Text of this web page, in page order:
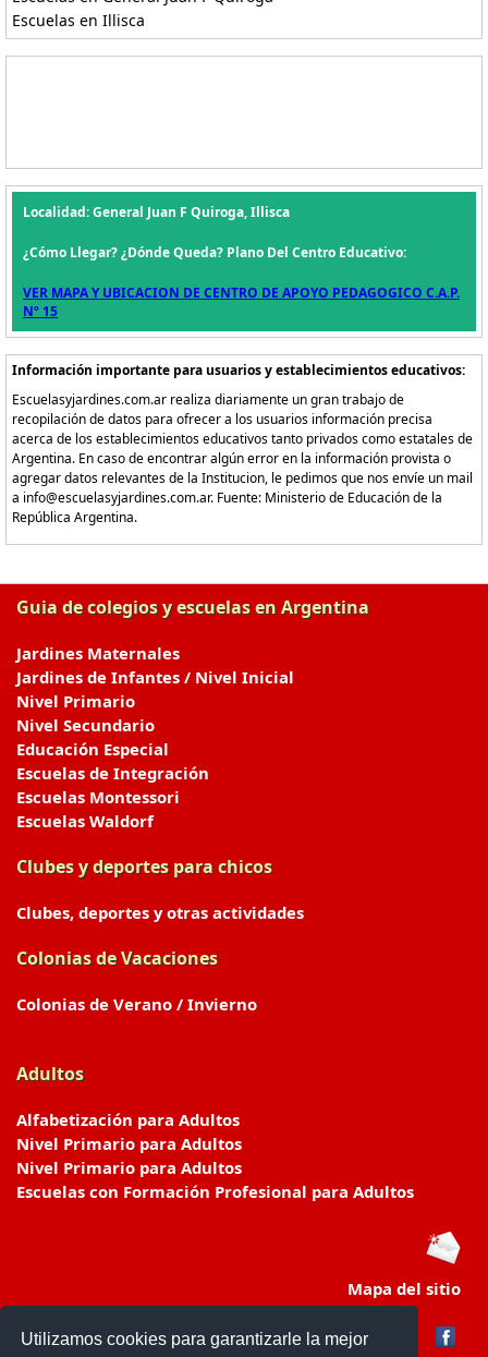
Utilizamos cookies para garantizarle la mejor
Escuelas en Illisca
Localidad: General Juan F Quiroga, Illisca
¿Cómo Llegar? ¿Dónde Queda? Plano Del Centro Educativo:
VER MAPA Y UBICACION DE CENTRO DE APOYO PEDAGOGICO C.A.P.
Nº 15
Información importante para usuarios y establecimientos educativos:
Escuelasyjardines.com.ar realiza diariamente un gran trabajo de
recopilación de datos para ofrecer a los usuarios información precisa
acerca de los establecimientos educativos tanto privados como estatales de
Argentina. En caso de encontrar algún error en la información provista o
agregar datos relevantes de la Institucion, le pedimos que nos envíe un mail
a info@escuelasyjardines.com.ar. Fuente: Ministerio de Educación de la
República Argentina.
Guia de colegios y escuelas en Argentina
Jardines Maternales
Jardines de Infantes / Nivel Inicial
Nivel Primario
Nivel Secundario
Educación Especial
Escuelas de Integración
Escuelas Montessori
Escuelas Waldorf
Clubes y deportes para chicos
Clubes, deportes y otras actividades
Colonias de Vacaciones
Colonias de Verano / Invierno
Adultos
Alfabetización para Adultos
Nivel Primario para Adultos
Nivel Primario para Adultos
Escuelas con Formación Profesional para Adultos
Mapa del sitio